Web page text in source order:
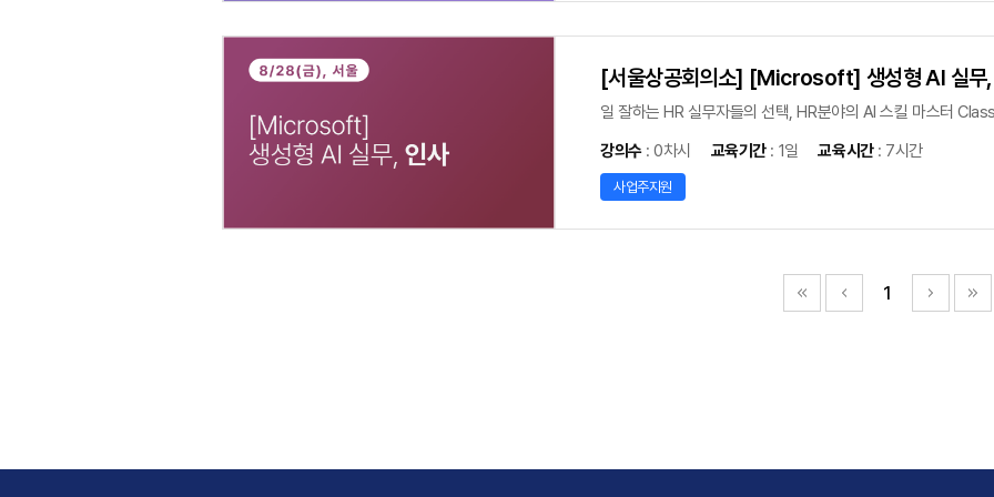
[서울상공회의소] [Microsoft] 생성형 AI 실무
일 잘하는 HR 실무자들의 선택, HR분야의 AI 스킬 마스터
강의수: 0차시 교육기간: 1일교육시간: 7시간
사업주지원
1